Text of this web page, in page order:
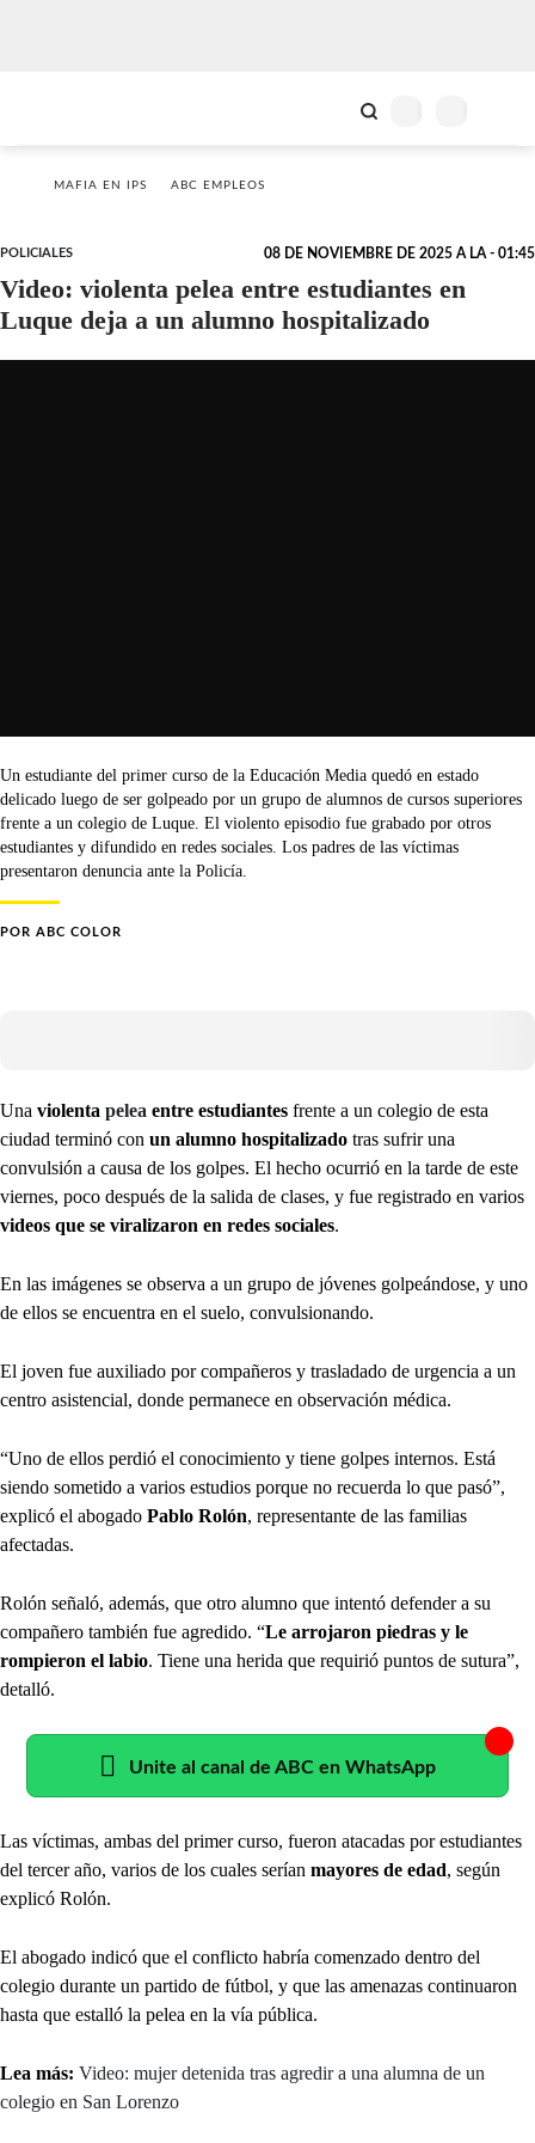
MAFIA EN IPS ABC EMPLEOS
POLICIALES 08 DE NOVIEMBRE DE 2025 A LA - 01:45
Video: violenta pelea entre estudiantes en
Luque deja a un alumno hospitalizado
Un estudiante del primer curso de la Educación Media quedó en estado
delicado luego de ser golpeado por un grupo de alumnos de cursos superiores
frente a un colegio de Luque. El violento episodio fue grabado por otros
estudiantes y difundido en redes sociales. Los padres de las víctimas
presentaron denuncia ante la Policía.
POR ABC COLOR
Una violenta pelea entre estudiantes frente a un colegio de esta
ciudad terminó con un alumno hospitalizado tras sufrir una
convulsión a causa de los golpes. El hecho ocurrió en la tarde de este
viernes, poco después de la salida de clases, y fue registrado en varios
videos que se viralizaron en redes sociales.
En las imágenes se observa a un grupo de jóvenes golpeándose, y uno
de ellos se encuentra en el suelo, convulsionando.
El joven fue auxiliado por compañeros y trasladado de urgencia a un
centro asistencial, donde permanece en observación médica.
“Uno de ellos perdió el conocimiento y tiene golpes internos. Está
siendo sometido a varios estudios porque no recuerda lo que pasó”,
explicó el abogado Pablo Rolón, representante de las familias
afectadas.
Rolón señaló, además, que otro alumno que intentó defender a su
compañero también fue agredido. “Le arrojaron piedras y le
rompieron el labio. Tiene una herida que requirió puntos de sutura”,
detalló.
Unite al canal de ABC en WhatsApp
Las víctimas, ambas del primer curso, fueron atacadas por estudiantes
del tercer año, varios de los cuales serían mayores de edad, según
explicó Rolón.
El abogado indicó que el conflicto habría comenzado dentro del
colegio durante un partido de fútbol, y que las amenazas continuaron
hasta que estalló la pelea en la vía pública.
Lea más: Video: mujer detenida tras agredir a una alumna de un
colegio en San Lorenzo